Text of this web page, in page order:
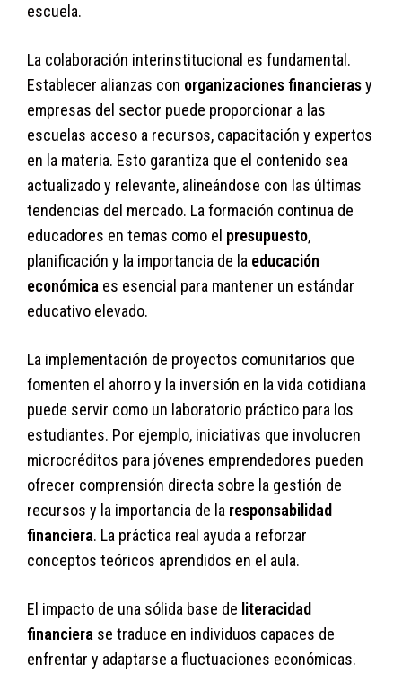
escuela.
La colaboración interinstitucional es fundamental.
Establecer alianzas con organizaciones financierasy
empresas del sector puede proporcionar a las
escuelas acceso a recursos, capacitación y expertos
en la materia. Esto garantiza que el contenido sea
actualizado y relevante, alineándose con las últimas
tendencias del mercado. La formación continua de
educadores en temas como el presupuesto,
planificación y la importancia de la educación
económica es esencial para mantener un estándar
educativo elevado.
La implementación de proyectos comunitarios que
fomenten el ahorro y la inversión en la vida cotidiana
puede servir como un laboratorio práctico para los
estudiantes. Por ejemplo, iniciativas que involucren
microcréditos para jóvenes emprendedores pueden
ofrecer comprensión directa sobre la gestión de
recursos y la importancia de la responsabilidad
financiera. La práctica real ayuda a reforzar
conceptos teóricos aprendidos en el aula.
El impacto de una sólida base de literacidad
financiera se traduce en individuos capaces de
enfrentar y adaptarse a fluctuaciones económicas.